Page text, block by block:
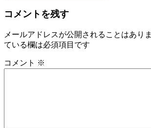
コメントを残す
メールアドレスが公開されることはありま
ている欄は必須項目です
コメント ※